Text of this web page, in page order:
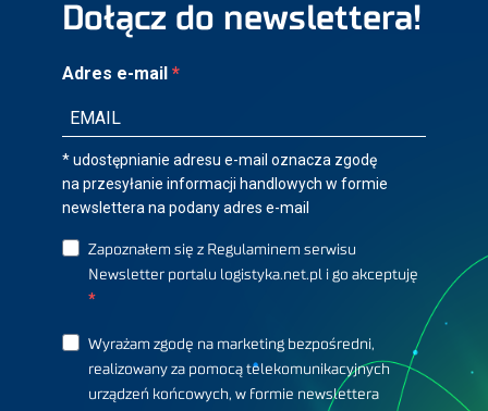
Dołącz do newslettera!
Adres e-mail
* udostępnianie adresu e-mail oznacza zgodę
na przesyłanie informacji handlowych w formie
newslettera na podany adres e-mail
Zapoznałem się z Regulaminem serwisu
Newsletter portalu logistyka.net.pl i go akceptuję
Wyrażam zgodę na marketing bezpośredni,
realizowany za pomocą telekomunikacyjnych
urządzeń końcowych, w formie newslettera